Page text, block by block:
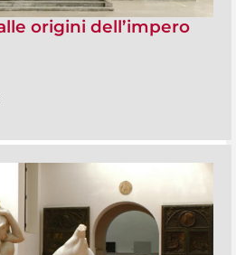
origini dell’impero